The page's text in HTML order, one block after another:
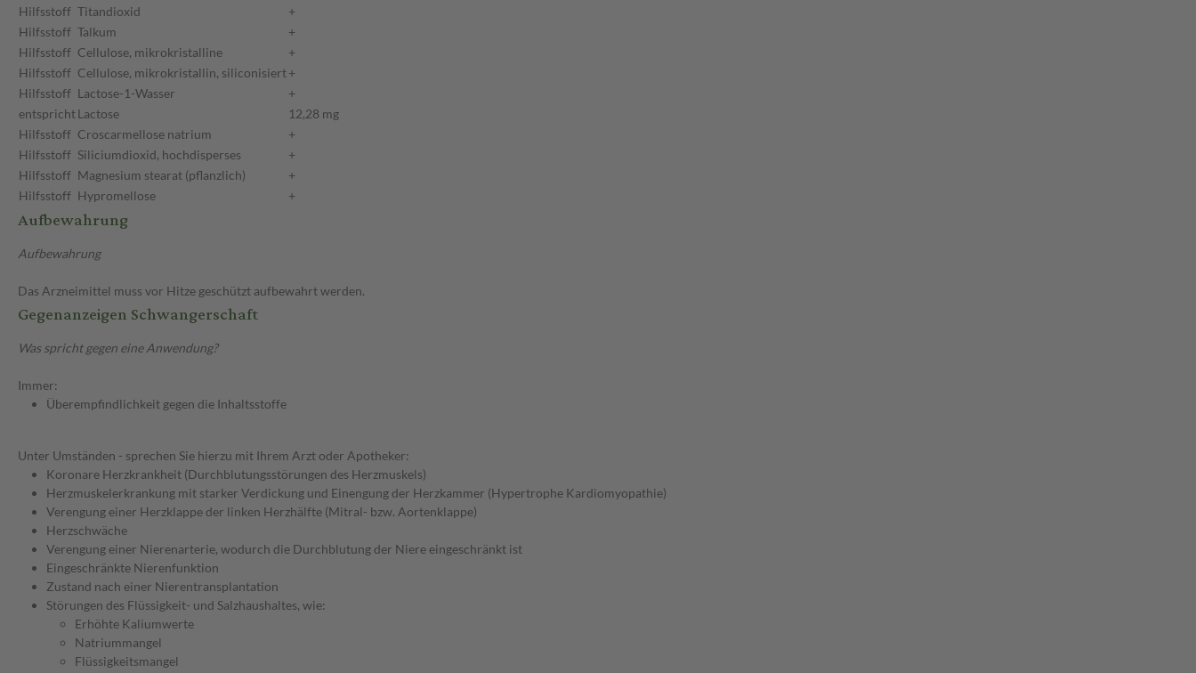
Hilfsstoff Titandioxid
+
Hilfsstoff Talkum
+
Hilfsstoff Cellulose, mikrokristalline
+
Hilfsstoff Cellulose, mikrokristallin, siliconisiert+
Hilfsstoff Lactose-1-Wasser
+
entsprichtLactose
12,28 mg
Hilfsstoff Croscarmellose natrium
+
Hilfsstoff Siliciumdioxid, hochdisperses
+
Hilfsstoff Magnesium stearat (pflanzlich)
+
Hilfsstoff Hypromellose +
Aufbewahrung
Aufbewahrung
Das Arzneimittel muss vor Hitze geschützt aufbewahrt werden.
Gegenanzeigen Schwangerschaft
Was spricht gegen eine Anwendung?
Immer:
Überempfindlichkeit gegen die Inhaltsstoffe
Unter Umständen - sprechen Sie hierzu mit Ihrem Arzt oder Apotheker:
Koronare Herzkrankheit (Durchblutungsstörungen des Herzmuskels)
Herzmuskelerkrankung mit starker Verdickung und Einengung der Herzkammer (Hypertrophe Kardiomyopathie)
Verengung einer Herzklappe der linken Herzhälfte (Mitral- bzw. Aortenklappe)
Herzschwäche
Verengung einer Nierenarterie, wodurch die Durchblutung der Niere eingeschränkt ist
Eingeschränkte Nierenfunktion
Zustand nach einer Nierentransplantation
Störungen des Flüssigkeit- und Salzhaushaltes, wie:
Erhöhte Kaliumwerte
Natriummangel
Flüssigkeitsmangel